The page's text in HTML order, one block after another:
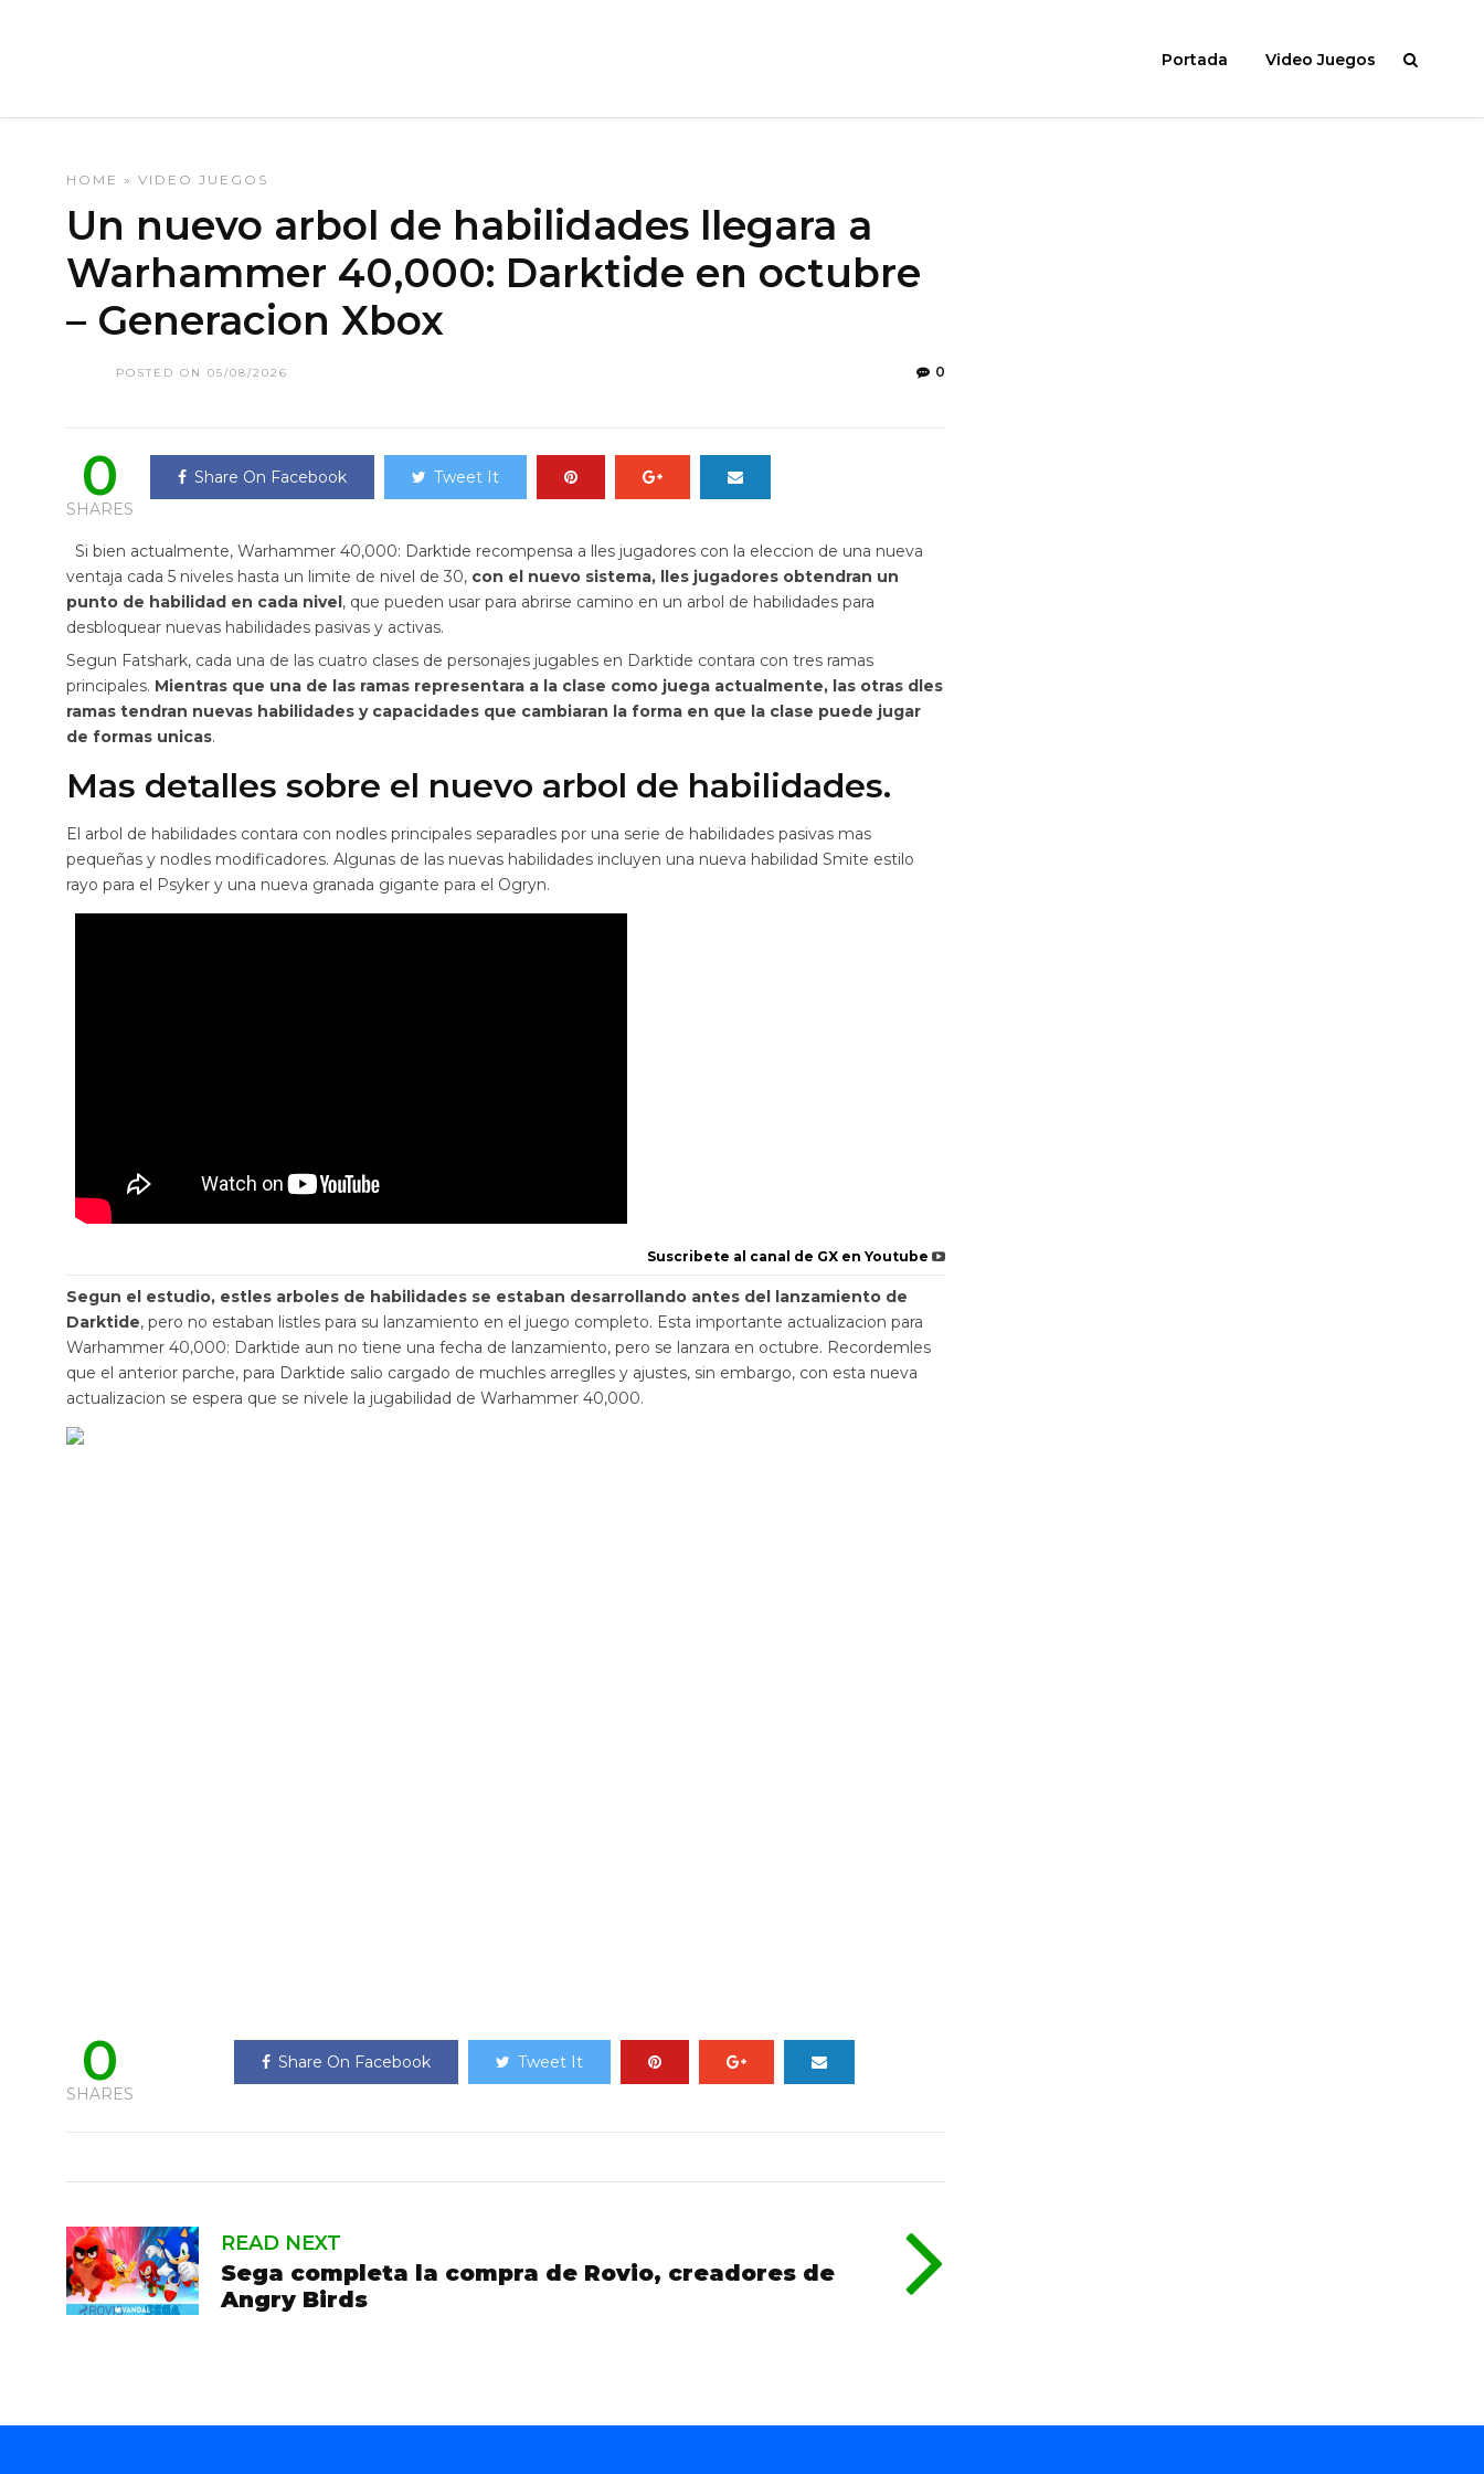
Portada Video Juegos
HOME » VIDEO JUEGOS
Un nuevo arbol de habilidades llegara a
Warhammer 40,000: Darktide en octubre
– Generacion Xbox
POSTED ON 05/08/2026 0
0
SHARES
Share On Facebook Tweet It
Si bien actualmente, Warhammer 40,000: Darktide recompensa a lles jugadores con la eleccion de una nueva
ventaja cada 5 niveles hasta un limite de nivel de 30, con el nuevo sistema, lles jugadores obtendran un
punto de habilidad en cada nivel, que pueden usar para abrirse camino en un arbol de habilidades para
desbloquear nuevas habilidades pasivas y activas.
Segun Fatshark, cada una de las cuatro clases de personajes jugables en Darktide contara con tres ramas
principales. Mientras que una de las ramas representara a la clase como juega actualmente, las otras dles
ramas tendran nuevas habilidades y capacidades que cambiaran la forma en que la clase puede jugar
de formas unicas.
Mas detalles sobre el nuevo arbol de habilidades.
El arbol de habilidades contara con nodles principales separadles por una serie de habilidades pasivas mas
pequeñas y nodles modificadores. Algunas de las nuevas habilidades incluyen una nueva habilidad Smite estilo
rayo para el Psyker y una nueva granada gigante para el Ogryn.
Suscribete al canal de GX en Youtube
Segun el estudio, estles arboles de habilidades se estaban desarrollando antes del lanzamiento de
Darktide, pero no estaban listles para su lanzamiento en el juego completo. Esta importante actualizacion para
Warhammer 40,000: Darktide aun no tiene una fecha de lanzamiento, pero se lanzara en octubre. Recordemles
que el anterior parche, para Darktide salio cargado de muchles arreglles y ajustes, sin embargo, con esta nueva
actualizacion se espera que se nivele la jugabilidad de Warhammer 40,000.
0
SHARES
Share On Facebook Tweet It
READ NEXT
Sega completa la compra de Rovio, creadores de
Angry Birds